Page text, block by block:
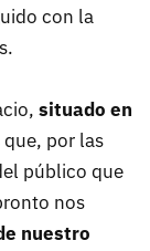
con la
situado en
que, por las
público que
nos
nuestro